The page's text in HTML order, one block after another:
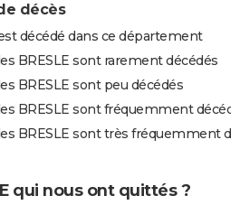
décès
décédé dans ce département
BRESLE sont rarement décédés
BRESLE sont peu décédés
BRESLE sont fréquemment
BRESLE sont très fréquemment
qui nous ont quittés ?